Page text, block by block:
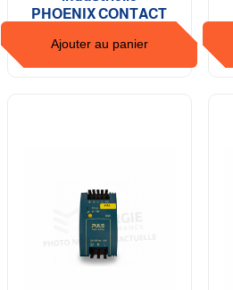
PHOENIX CONTACT
Ajouter au panier